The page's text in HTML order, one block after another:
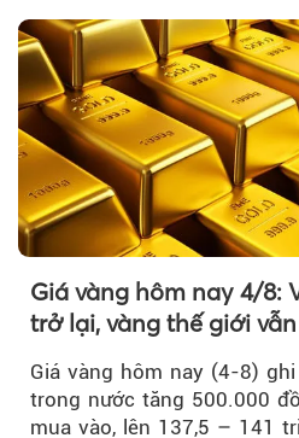
Giá vàng hôm nay 4/8:
trở lại, vàng thế giới
Giá vàng hôm nay (4-8)
trong nước tăng 500.000
mua vào, lên 137,5 – 141